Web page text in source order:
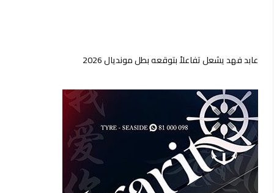
عابد فهد يشعل تفاعلاً بتوقعه بطل مونديال 2026